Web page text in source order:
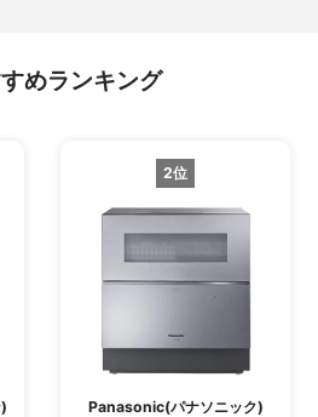
めランキング
2位
Panasonic(パナソニック)